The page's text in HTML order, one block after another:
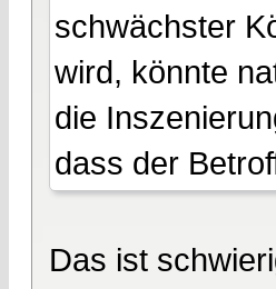
schwächster
wird, könnte
die
dass der
Das ist